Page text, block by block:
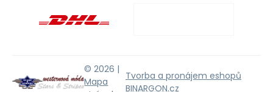
© 2026 |
Mapa
Tvorba a pronájem eshopů
BINARGON.cz